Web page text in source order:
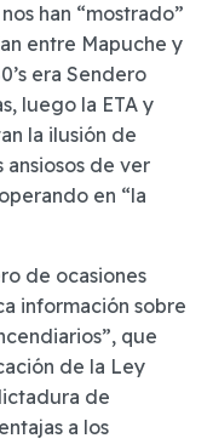
han “mostrado”
entre Mapuche y
era Sendero
luego la ETA y
la ilusión de
de ver
en “la
de ocasiones
información sobre
que
de la Ley
de
a los